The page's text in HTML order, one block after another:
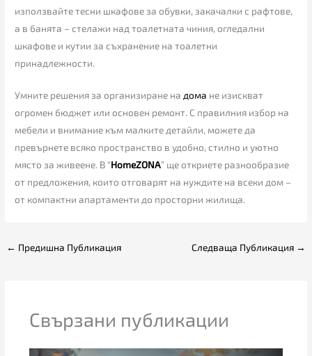
използвайте тесни шкафове за обувки, закачалки с рафтове,
а в банята – стелажи над тоалетната чиния, огледални
шкафове и кутии за съхранение на тоалетни
принадлежности.
Умните решения за организиране надома не изискват
огромен бюджет или основен ремонт. С правилния избор на
мебели и внимание към малките детайли, можете да
превърнете всяко пространство в удобно, стилно и уютно
място за живеене. В “HomeZONA” ще откриете разнообразие
от предложения, които отговарят на нуждите на всеки дом –
от компактни апартаменти до просторни жилища.
← Предишна Публикация Следваща Публикация →
Свързани публикации